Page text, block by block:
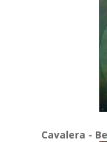
Cavalera -